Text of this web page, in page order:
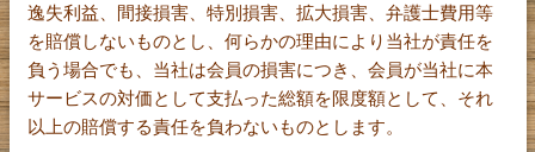
逸失利益、間接損害、特別損害、拡大損害、弁護士費用等
を賠償しないものとし、何らかの理由により当社が責任を
負う場合でも、当社は会員の損害につき、会員が当社に本
サービスの対価として支払った総額を限度額として、それ
以上の賠償する責任を負わないものとします。